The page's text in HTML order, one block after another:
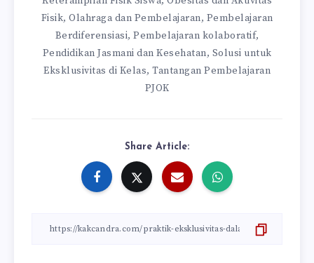
Fisik, Olahraga dan Pembelajaran, Pembelajaran
Berdiferensiasi, Pembelajaran kolaboratif,
Pendidikan Jasmani dan Kesehatan, Solusi untuk
Eksklusivitas di Kelas, Tantangan Pembelajaran
PJOK
Share Article: